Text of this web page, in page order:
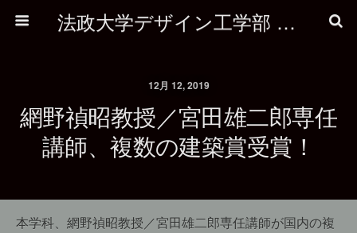
法政大学デザイン工学部 建築学科
12月 12, 2019
網野禎昭教授／宮田雄二郎専任
講師、複数の建築賞受賞！
本学科、網野禎昭教授／宮田雄二郎専任講師が国内の複